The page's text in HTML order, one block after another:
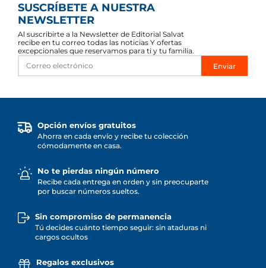
SUSCRÍBETE A NUESTRA
NEWSLETTER
Al suscribirte a la Newsletter de Editorial Salvat
recibe en tu correo todas las noticias Y ofertas
excepcionales que reservamos para ti y tu familia.
Enviar
Opción envíos gratuitos
Ahorra en cada envío y recibe tu colección
cómodamente en casa.
No te pierdas ningún número
Recibe cada entrega en orden y sin preocuparte
por buscar números sueltos.
Sin compromiso de permanencia
Tú decides cuánto tiempo seguir: sin ataduras ni
cargos ocultos
Regalos exclusivos